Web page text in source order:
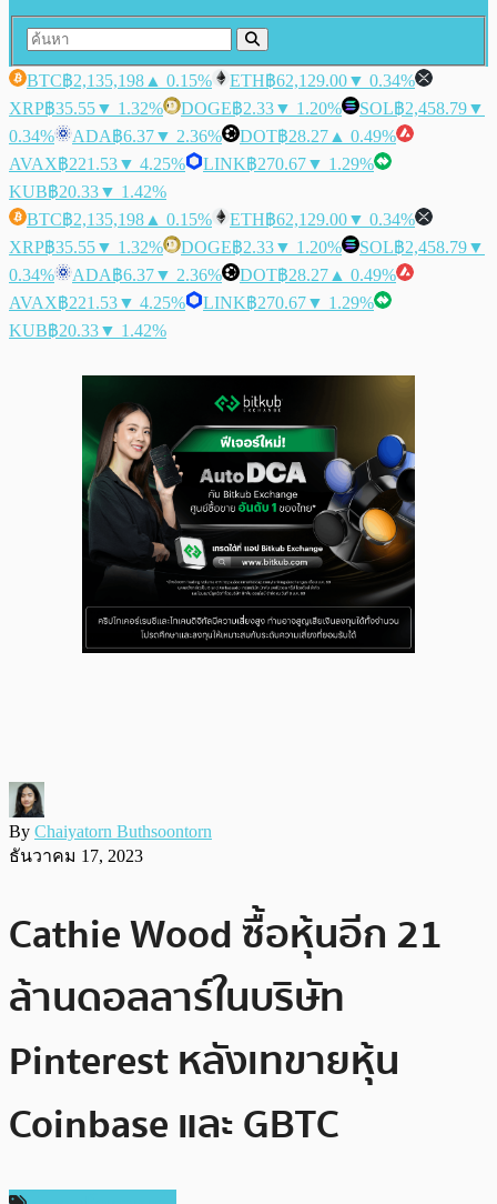
BTC฿2,135,198 ▲ 0.15% ETH฿62,129.00▼ 0.34%
XRP฿35.55▼ 1.32% DOGE฿2.33▼ 1.20% SOL฿2,458.79▼
0.34%
ADA฿6.37▼ 2.36% DOT฿28.27 ▲ 0.49%
AVAX฿221.53▼ 4.25% LINK฿270.67▼ 1.29%
KUB฿20.33▼ 1.42%
BTC฿2,135,198 ▲ 0.15% ETH฿62,129.00▼ 0.34%
XRP฿35.55▼ 1.32% DOGE฿2.33▼ 1.20% SOL฿2,458.79▼
0.34%
ADA฿6.37▼ 2.36% DOT฿28.27 ▲ 0.49%
AVAX฿221.53▼ 4.25% LINK฿270.67▼ 1.29%
KUB฿20.33▼ 1.42%
By Chaiyatorn Buthsoontorn
ธันวาคม 17, 2023
Cathie Wood ซื้อหุ้นอีก 21
ล้านดอลลาร์ในบริษัท
Pinterest หลังเทขายหุ้น
Coinbase และ GBTC